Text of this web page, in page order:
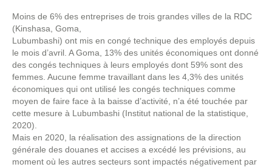
Moins de 6% des entreprises de trois grandes villes de la RDC
(Kinshasa, Goma,
Lubumbashi) ont mis en congé technique des employés depuis
le mois d’avril. A Goma, 13% des unités économiques ont donné
des congés techniques à leurs employés dont 59% sont des
femmes. Aucune femme travaillant dans les 4,3% des unités
économiques qui ont utilisé les congés techniques comme
moyen de faire face à la baisse d’activité, n’a été touchée par
cette mesure à Lubumbashi (Institut national de la statistique,
2020).
Mais en 2020, la réalisation des assignations de la direction
générale des douanes et accises a excédé les prévisions, au
moment où les autres secteurs sont impactés négativement par